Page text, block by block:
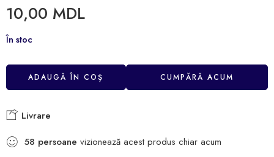
10,00 MDL
În stoc
ADAUGĂ ÎN COȘ CUMPĂRĂ ACUM
Livrare
58 persoane vizionează acest produs chiar acum